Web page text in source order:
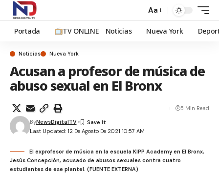
Aa
Portada TV ONLINE Noticias Nueva York
Noticias Nueva York
Acusan a profesor de música de
abuso sexual en El Bronx
Last Updated: 12 De Agosto De 2021 10:57 AM
ByNewsDigitalTV
5 Min Read
El exprofesor de música en la escuela KIPP Academy en El Bronx,
Jesús Concepción, acusado de abusos sexuales contra cuatro
estudiantes de ese plantel. (FUENTE EXTERNA)